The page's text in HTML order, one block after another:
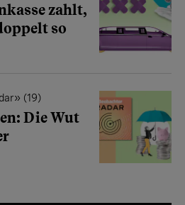
zahlt,
so
(19)
Die Wut